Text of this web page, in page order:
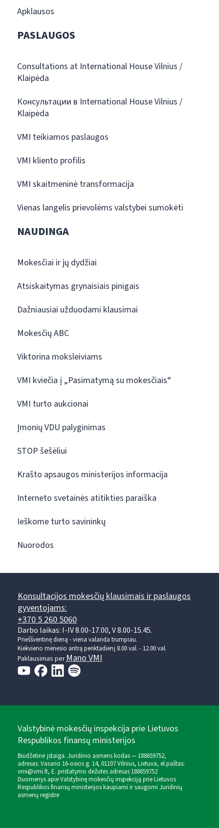
Apklausos
PASLAUGOS
Consultations at International House Vilnius /
Klaipėda
Консультации в International House Vilnius /
Klaipėda
VMI teikiamos paslaugos
VMI kliento profilis
VMI skaitmeninė transformacija
Vienas langelis prievolėms valstybei sumokėti
NAUDINGA
Mokesčiai ir jų dydžiai
Atsiskaitymas grynaisiais pinigais
Dažniausiai užduodami klausimai
Mokesčių ABC
Viktorina moksleiviams
VMI kviečia į „Pasimatymą su mokesčiais“
VMI turto aukcionai
Įmonių VDU palyginimas
STOP šešėliui
Krašto apsaugos ministerijos informacija
Interneto svetainės atitikties paraiška
Ieškome turto savininkų
Nuorodos
Konsultacijos mokesčių klausimais ir paslaugos
gyventojams:
+370 5 260 5060
Darbo laikas: I-IV 8.00-17.00, V 8.00-15.45.
Prieššventinę dieną - viena valanda trumpiau.
Kiekvieno mėnesio antrą penktadienį 8.00 val. - 12.00 val.
Paklausimas perMano VMI
Valstybinė mokesčių inspekcija prie Lietuvos
Respublikos finansų ministerijos
Biudžetinė įstaiga. Juridinio asmens kodas — 188659752,
adresas: Vasario 16-osios g. 14, 01107 Vilnius, Lietuva, el.paštas:
vmi@vmi.lt, E. pristatymo dėžutės adresas 188659752
Duomenys apie Valstybinę mokesčių inspekciją prie Lietuvos
Respublikos finansų ministerijos kaupiami ir saugomi Juridinių
asmenų registre